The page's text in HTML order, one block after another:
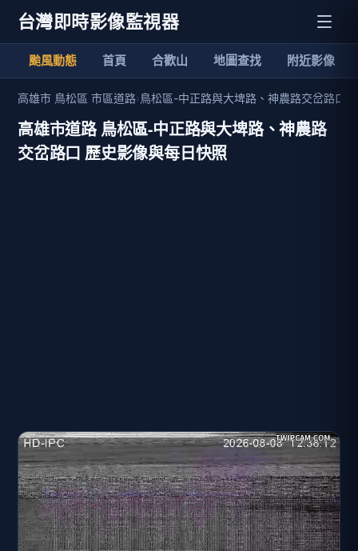
台灣即時影像監視器
颱風動態 首頁 合歡山 地圖查找 附近影像
高雄市 鳥松區 市區道路›鳥松區-中正路與大埤路、神農路交岔路口
高雄市道路 鳥松區-中正路與大埤路、神農路
交岔路口 歷史影像與每日快照